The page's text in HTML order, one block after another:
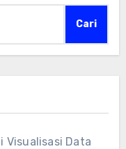
Cari
Visualisasi Data